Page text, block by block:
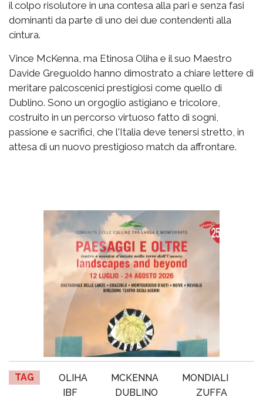
il colpo risolutore in una contesa alla pari e senza fasi
dominanti da parte di uno dei due contendenti alla
cintura.
Vince McKenna, ma Etinosa Oliha e il suo Maestro
Davide Greguoldo hanno dimostrato a chiare lettere di
meritare palcoscenici prestigiosi come quello di
Dublino. Sono un orgoglio astigiano e tricolore,
costruito in un percorso virtuoso fatto di sogni,
passione e sacrifici, che l'Italia deve tenersi stretto, in
attesa di un nuovo prestigioso match da affrontare.
TAG OLIHA MCKENNA
MONDIALI
IBF
DUBLINO ZUFFA